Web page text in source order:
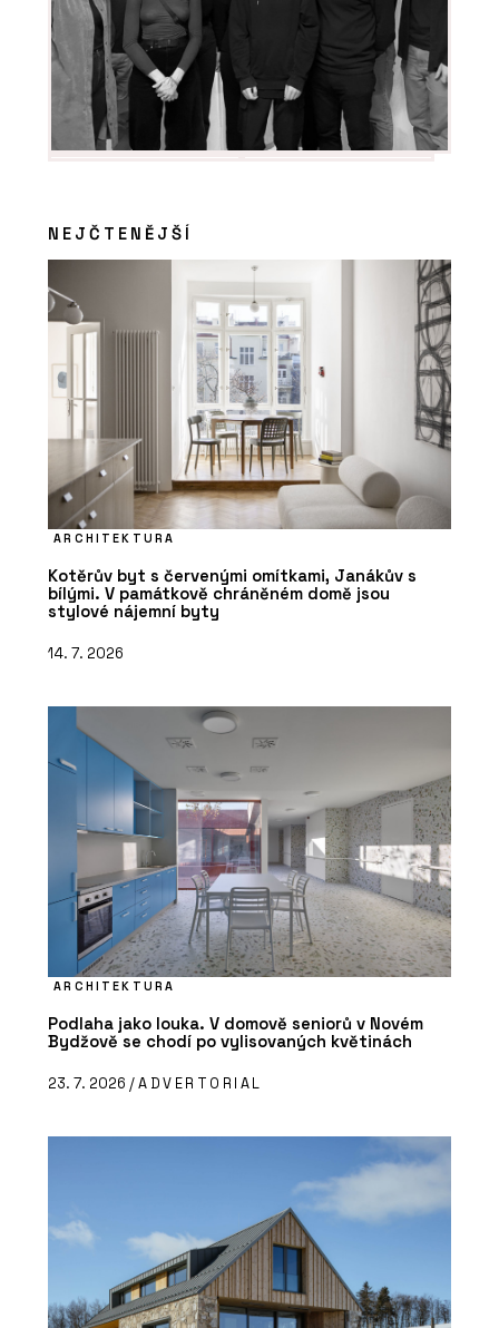
NEJČTENĚJŠÍ
ARCHITEKTURA
Kotěrův byt s červenými omítkami, Janákův s
bílými. V památkově chráněném domě jsou
stylové nájemní byty
14. 7. 2026
ARCHITEKTURA
Podlaha jako louka. V domově seniorů v Novém
Bydžově se chodí po vylisovaných květinách
23. 7. 2026 /ADVERTORIAL